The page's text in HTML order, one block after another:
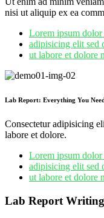
nisi ut aliquip ex ea
Lorem ipsum dolor
adipisicing elit sed
ut labore et dolore
Lab Report: Everything You
Consectetur adipisicing
labore et dolore.
Lorem ipsum dolor
adipisicing elit sed
ut labore et dolore
Lab Report